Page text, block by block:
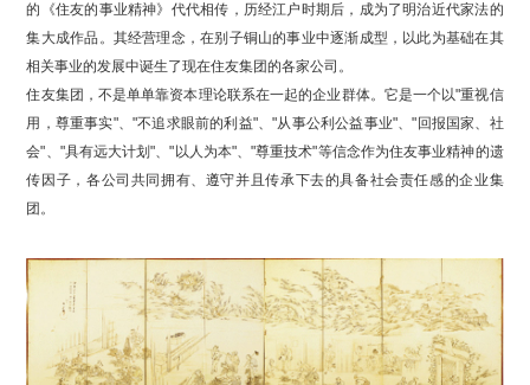
的《住友的事业精神》代代相传，历经江户时期后，成为了明治近代家法的
集大成作品。其经营理念，在别子铜山的事业中逐渐成型，以此为基础在其
相关事业的发展中诞生了现在住友集团的各家公司。
住友集团，不是单单靠资本理论联系在一起的企业群体。它是一个以"重视信
用，尊重事实"、"不追求眼前的利益"、"从事公利公益事业"、"回报国家、社
会"、"具有远大计划"、"以人为本"、"尊重技术"等信念作为住友事业精神的遗
传因子，各公司共同拥有、遵守并且传承下去的具备社会责任感的企业集
团。